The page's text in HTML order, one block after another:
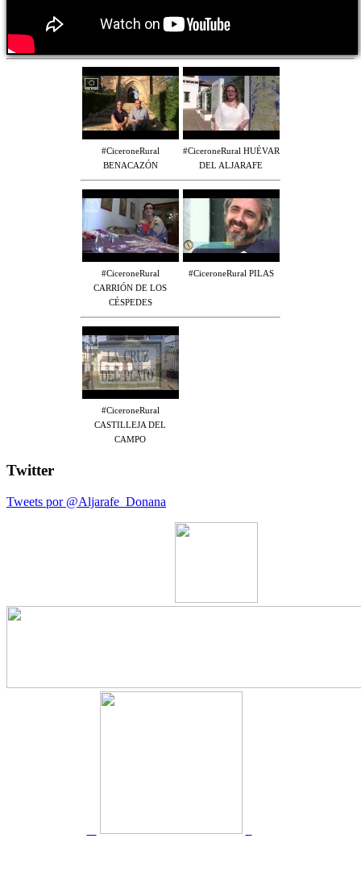
#CiceroneRural
BENACAZÓN
#CiceroneRural HUÉVAR
DEL ALJARAFE
#CiceroneRural
CARRIÓN DE LOS
CÉSPEDES
#CiceroneRural PILAS
#CiceroneRural
CASTILLEJA DEL
CAMPO
Twitter
Tweets por @Aljarafe_Donana